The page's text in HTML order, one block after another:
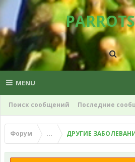
MENU
Поиск сообщений Последние
Форум ... ДРУГИЕ